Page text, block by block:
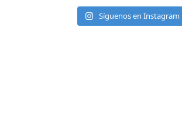
Síguenos en Instagram